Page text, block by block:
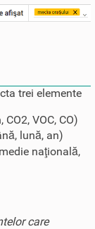
trei elemente
VOC, CO)
lună, an)
naţională,
care